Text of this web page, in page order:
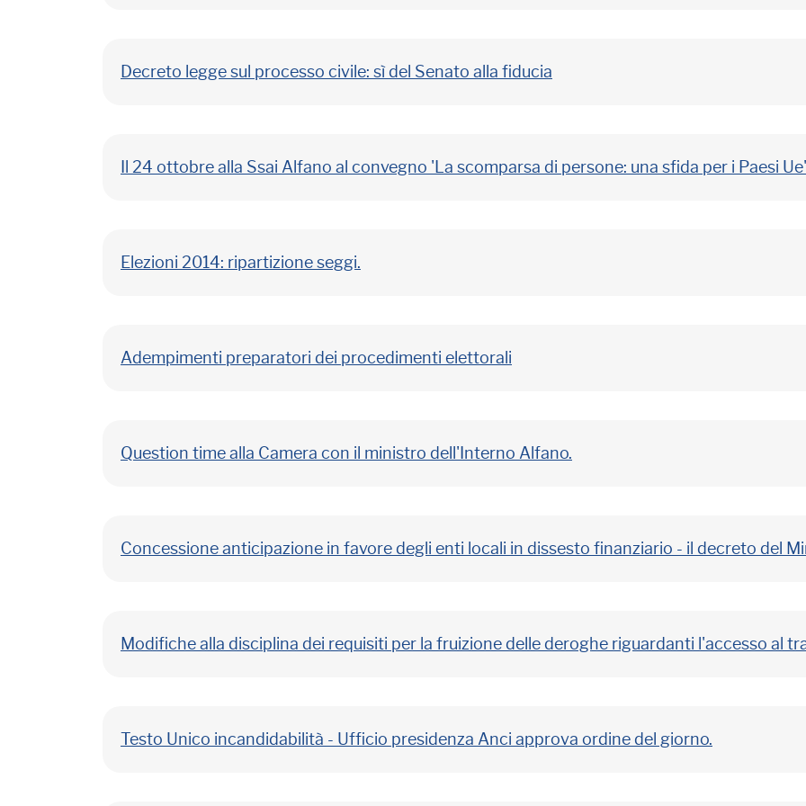
Decreto legge sul processo civile: sì del Senato alla fiducia
Il 24 ottobre alla Ssai Alfano al convegno 'La scomparsa di persone: una sfida per i Paesi Ue'
Elezioni 2014: ripartizione seggi.
Adempimenti preparatori dei procedimenti elettorali
Question time alla Camera con il ministro dell'Interno Alfano.
Concessione anticipazione in favore degli enti locali in dissesto finanziario - il decreto del
Modifiche alla disciplina dei requisiti per la fruizione delle deroghe riguardanti l'accesso al
Testo Unico incandidabilità - Ufficio presidenza Anci approva ordine del giorno.